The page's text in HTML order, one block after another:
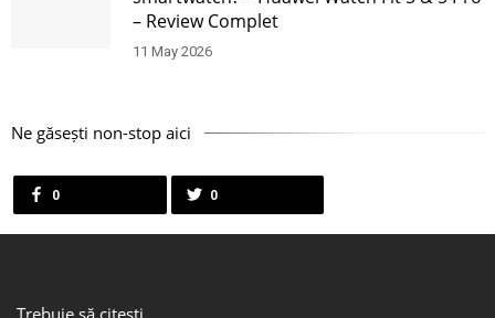
– Review Complet
11 May 2026
Ne găsești non-stop aici
0 0
Trebuie să citești